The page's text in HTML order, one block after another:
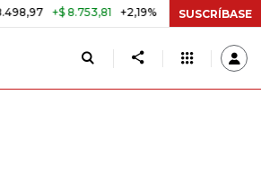
+$ 8.753,81 +2,19% TASA DE USURA
SUSCRÍBASE